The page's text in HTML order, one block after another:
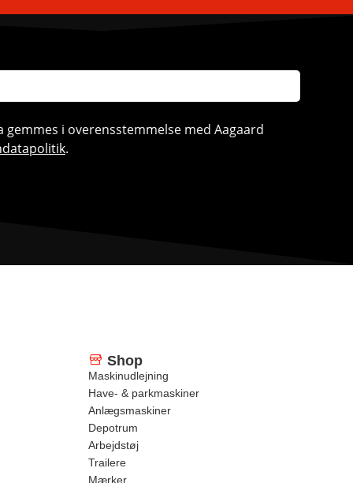
gemmes i overensstemmelse med Aagaard
.
Shop
Maskinudlejning
Have- & parkmaskiner
Anlægsmaskiner
Depotrum
Arbejdstøj
Trailere
Mærker